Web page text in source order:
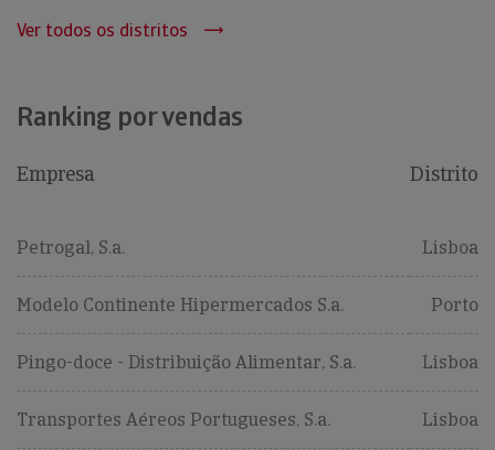
Ver todos os distritos
Ranking por vendas
Empresa Distrito
Petrogal, S.a. Lisboa
Modelo Continente Hipermercados S.a. Porto
Pingo-doce - Distribuição Alimentar, S.a. Lisboa
Transportes Aéreos Portugueses, S.a. Lisboa